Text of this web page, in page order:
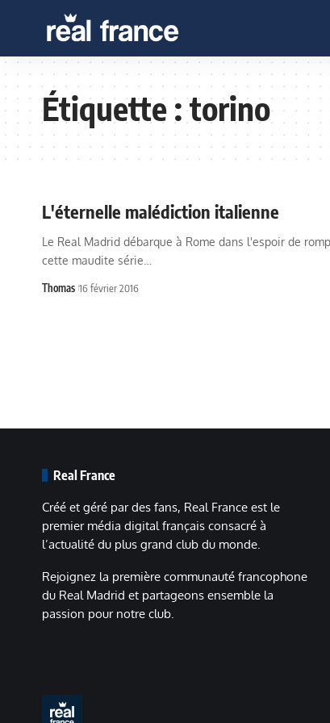
Étiquette :torino
L'éternelle malédiction italienne
Le Real Madrid débarque à Rome dans l'espoir de
cette maudite série…
Thomas 16 février 2016
Real France
Créé et géré par des fans, Real France est le
premier média digital français consacré à
l’actualité du plus grand club du monde.
Rejoignez la première communauté francophone
du Real Madrid et partageons ensemble la
passion pour notre club.